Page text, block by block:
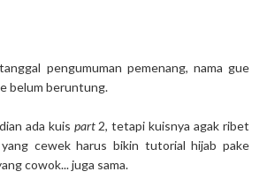
pengumuman pemenang, nama gue
belum beruntung.
ada kuis part2, tetapi kuisnya agak ribet
cewek harus bikin tutorial hijab pake
cowok... juga sama.